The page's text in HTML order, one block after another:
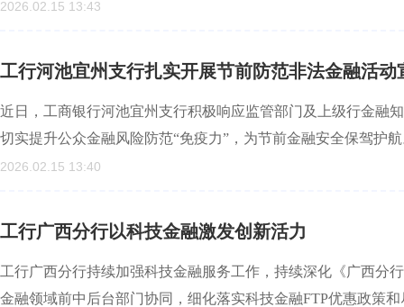
2026.02.15 13:43
工行河池宜州支行扎实开展节前防范非法金融活动
近日，工商银行河池宜州支行积极响应监管部门及上级行金融
切实提升公众金融风险防范“免疫力”，为节前金融安全保驾护
2026.02.15 13:40
工行广西分行以科技金融激发创新活力
工行广西分行持续加强科技金融服务工作，持续深化《广西分
金融领域前中后台部门协同，细化落实科技金融FTP优惠政策